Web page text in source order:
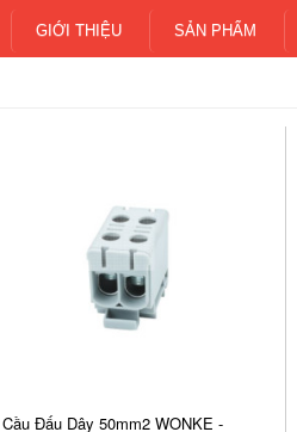
GIỚI THIỆU SẢN PHẨM
Cầu Đấu Dây 50mm2 WONKE -